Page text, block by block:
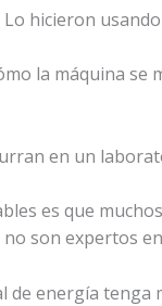
Lo hicieron
la máquina se
en un
es que
son expertos
de energía